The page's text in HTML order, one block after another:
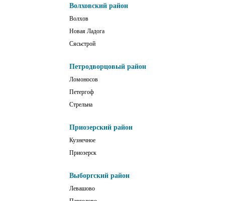
Волховский район
Волхов
Новая Ладога
Сясьстрой
Петродворцовый район
Ломоносов
Петергоф
Стрельна
Приозерский район
Кузнечное
Приозерск
Выборгский район
Левашово